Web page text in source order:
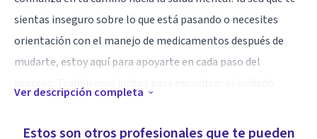
sientas inseguro sobre lo que está pasando o necesites
orientación con el manejo de medicamentos después de
mudarte, estoy aquí para apoyarte en cada paso del
Ver descripción completa
Estos son otros profesionales que te pueden